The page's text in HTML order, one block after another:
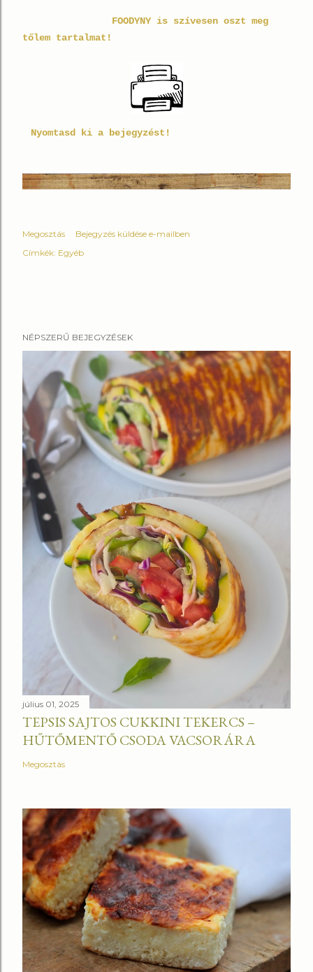
FOODYNY is szívesen oszt meg
tőlem tartalmat!
Nyomtasd ki a bejegyzést!
Megosztás
Bejegyzés küldése e-mailben
Címkék: Egyéb
NÉPSZERŰ BEJEGYZÉSEK
július 01, 2025
TEPSIS SAJTOS CUKKINI TEKERCS –
HŰTŐMENTŐ CSODA VACSORÁRA
Megosztás